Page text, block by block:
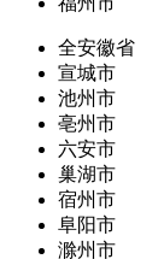
全安徽省
宣城市
池州市
亳州市
六安市
巢湖市
宿州市
阜阳市
滁州市